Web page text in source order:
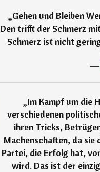
„Gehen und Bleiben
Den trifft der Schmerz
Schmerz ist nicht
―
„Im Kampf um die
verschiedenen
ihren Tricks,
Machenschaften, da
Partei, die Erfolg hat,
wird. Das ist der